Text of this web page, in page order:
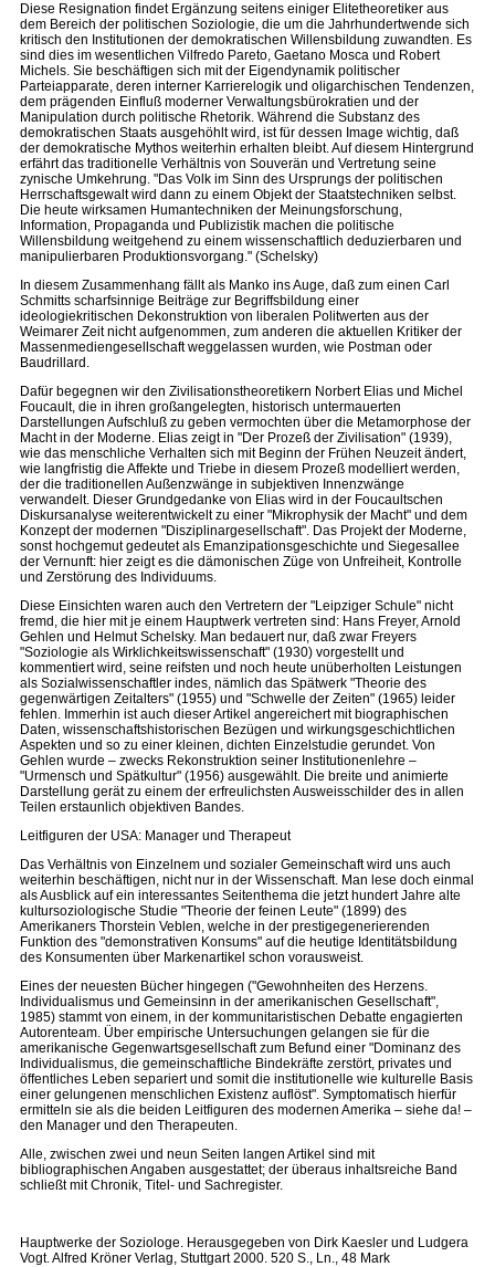
Diese Resignation findet Ergänzung seitens einiger Elitetheoretiker aus
dem Bereich der politischen Soziologie, die um die Jahrhundertwende sich
kritisch den Institutionen der demokratischen Willensbildung zuwandten. Es
sind dies im wesentlichen Vilfredo Pareto, Gaetano Mosca und Robert
Michels. Sie beschäftigen sich mit der Eigendynamik politischer
Parteiapparate, deren interner Karrierelogik und oligarchischen Tendenzen,
dem prägenden Einfluß moderner Verwaltungsbürokratien und der
Manipulation durch politische Rhetorik. Während die Substanz des
demokratischen Staats ausgehöhlt wird, ist für dessen Image wichtig, daß
der demokratische Mythos weiterhin erhalten bleibt. Auf diesem Hintergrund
erfährt das traditionelle Verhältnis von Souverän und Vertretung seine
zynische Umkehrung. "Das Volk im Sinn des Ursprungs der politischen
Herrschaftsgewalt wird dann zu einem Objekt der Staatstechniken selbst.
Die heute wirksamen Humantechniken der Meinungsforschung,
Information, Propaganda und Publizistik machen die politische
Willensbildung weitgehend zu einem wissenschaftlich deduzierbaren und
manipulierbaren Produktionsvorgang." (Schelsky)
In diesem Zusammenhang fällt als Manko ins Auge, daß zum einen Carl
Schmitts scharfsinnige Beiträge zur Begriffsbildung einer
ideologiekritischen Dekonstruktion von liberalen Politwerten aus der
Weimarer Zeit nicht aufgenommen, zum anderen die aktuellen Kritiker der
Massenmediengesellschaft weggelassen wurden, wie Postman oder
Baudrillard.
Dafür begegnen wir den Zivilisationstheoretikern Norbert Elias und Michel
Foucault, die in ihren großangelegten, historisch untermauerten
Darstellungen Aufschluß zu geben vermochten über die Metamorphose der
Macht in der Moderne. Elias zeigt in "Der Prozeß der Zivilisation" (1939),
wie das menschliche Verhalten sich mit Beginn der Frühen Neuzeit ändert,
wie langfristig die Affekte und Triebe in diesem Prozeß modelliert werden,
der die traditionellen Außenzwänge in subjektiven Innenzwänge
verwandelt. Dieser Grundgedanke von Elias wird in der Foucaultschen
Diskursanalyse weiterentwickelt zu einer "Mikrophysik der Macht" und dem
Konzept der modernen "Disziplinargesellschaft". Das Projekt der Moderne,
sonst hochgemut gedeutet als Emanzipationsgeschichte und Siegesallee
der Vernunft: hier zeigt es die dämonischen Züge von Unfreiheit, Kontrolle
und Zerstörung des Individuums.
Diese Einsichten waren auch den Vertretern der "Leipziger Schule" nicht
fremd, die hier mit je einem Hauptwerk vertreten sind: Hans Freyer, Arnold
Gehlen und Helmut Schelsky. Man bedauert nur, daß zwar Freyers
"Soziologie als Wirklichkeitswissenschaft" (1930) vorgestellt und
kommentiert wird, seine reifsten und noch heute unüberholten Leistungen
als Sozialwissenschaftler indes, nämlich das Spätwerk "Theorie des
gegenwärtigen Zeitalters" (1955) und "Schwelle der Zeiten" (1965) leider
fehlen. Immerhin ist auch dieser Artikel angereichert mit biographischen
Daten, wissenschaftshistorischen Bezügen und wirkungsgeschichtlichen
Aspekten und so zu einer kleinen, dichten Einzelstudie gerundet. Von
Gehlen wurde – zwecks Rekonstruktion seiner Institutionenlehre –
"Urmensch und Spätkultur" (1956) ausgewählt. Die breite und animierte
Darstellung gerät zu einem der erfreulichsten Ausweisschilder des in allen
Teilen erstaunlich objektiven Bandes.
Leitfiguren der USA: Manager und Therapeut
Das Verhältnis von Einzelnem und sozialer Gemeinschaft wird uns auch
weiterhin beschäftigen, nicht nur in der Wissenschaft. Man lese doch einmal
als Ausblick auf ein interessantes Seitenthema die jetzt hundert Jahre alte
kultursoziologische Studie "Theorie der feinen Leute" (1899) des
Amerikaners Thorstein Veblen, welche in der prestigegenerierenden
Funktion des "demonstrativen Konsums" auf die heutige Identitätsbildung
des Konsumenten über Markenartikel schon vorausweist.
Eines der neuesten Bücher hingegen ("Gewohnheiten des Herzens.
Individualismus und Gemeinsinn in der amerikanischen Gesellschaft",
1985) stammt von einem, in der kommunitaristischen Debatte engagierten
Autorenteam. Über empirische Untersuchungen gelangen sie für die
amerikanische Gegenwartsgesellschaft zum Befund einer "Dominanz des
Individualismus, die gemeinschaftliche Bindekräfte zerstört, privates und
öffentliches Leben separiert und somit die institutionelle wie kulturelle Basis
einer gelungenen menschlichen Existenz auflöst". Symptomatisch hierfür
ermitteln sie als die beiden Leitfiguren des modernen Amerika – siehe da! –
den Manager und den Therapeuten.
Alle, zwischen zwei und neun Seiten langen Artikel sind mit
bibliographischen Angaben ausgestattet; der überaus inhaltsreiche Band
schließt mit Chronik, Titel- und Sachregister.
Hauptwerke der Soziologe. Herausgegeben von Dirk Kaesler und Ludgera
Vogt. Alfred Kröner Verlag, Stuttgart 2000. 520 S., Ln., 48 Mark